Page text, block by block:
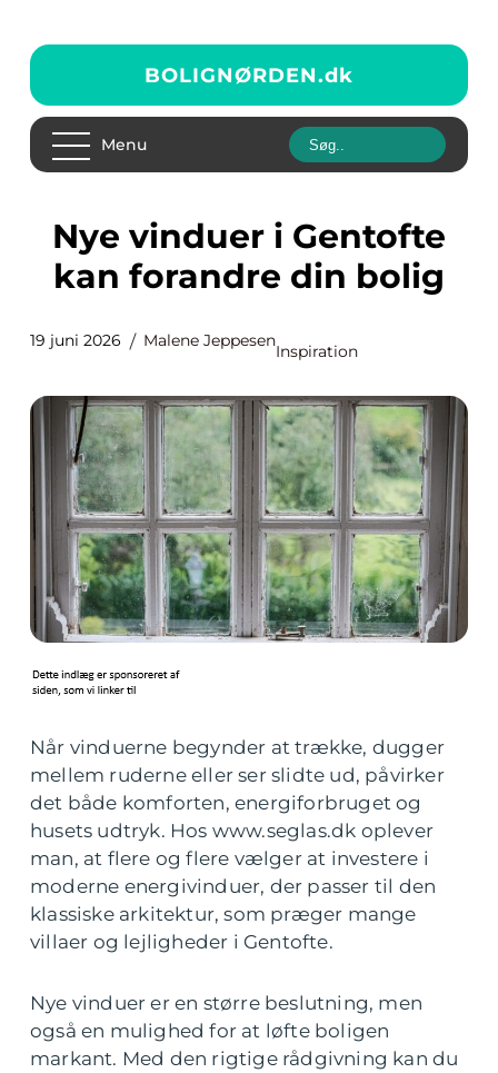
BOLIGNØRDEN.dk
Menu
Nye vinduer i Gentofte
kan forandre din bolig
19 juni 2026 Malene Jeppesen
Inspiration
Når vinduerne begynder at trække, dugger
mellem ruderne eller ser slidte ud, påvirker
det både komforten, energiforbruget og
husets udtryk. Hos www.seglas.dk oplever
man, at flere og flere vælger at investere i
moderne energivinduer, der passer til den
klassiske arkitektur, som præger mange
villaer og lejligheder i Gentofte.
Nye vinduer er en større beslutning, men
også en mulighed for at løfte boligen
markant. Med den rigtige rådgivning kan du